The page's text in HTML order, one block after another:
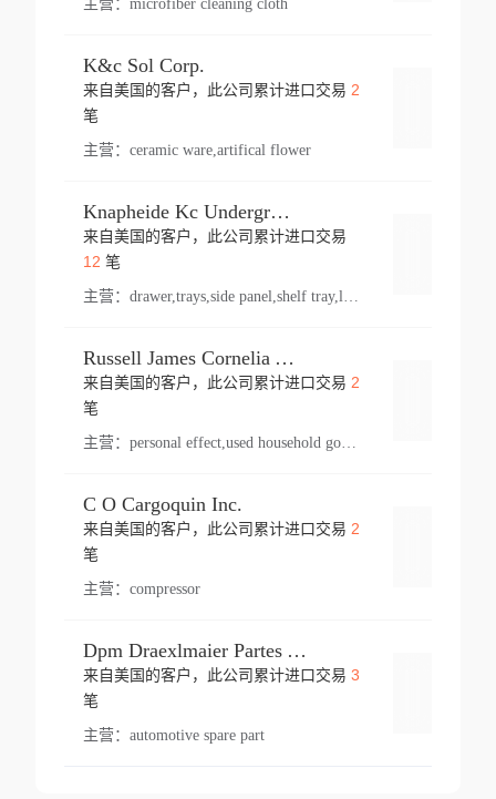
主营： microfiber cleaning cloth
K&c Sol Corp.
来自美国的客户，此公司累计进口交易 2
笔
主营： ceramic ware,artifical flower
Knapheide Kc Underground
来自美国的客户，此公司累计进口交易
12 笔
主营：
Russell James Cornelia Arlington Va
来自美国的客户，此公司累计进口交易 2
笔
主营： personal effect,used household goods
C O Cargoquin Inc.
来自美国的客户，此公司累计进口交易 2
笔
主营： compressor
Dpm Draexlmaier Partes Automotrices Corr Ind Huejotzingo
来自美国的客户，此公司累计进口交易 3
笔
主营： automotive spare part